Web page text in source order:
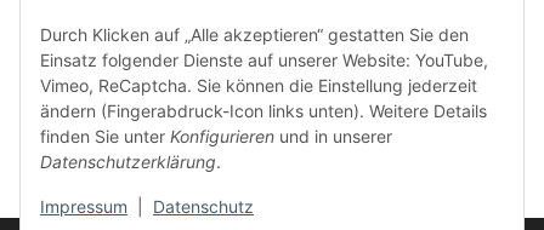
Durch Klicken auf „Alle akzeptieren“ gestatten Sie den
Einsatz folgender Dienste auf unserer Website: YouTube,
Vimeo, ReCaptcha. Sie können die Einstellung jederzeit
ändern (Fingerabdruck-Icon links unten). Weitere Details
finden Sie unter Konfigurieren und in unserer
Datenschutzerklärung.
Impressum Datenschutz
Widerrufsbutton